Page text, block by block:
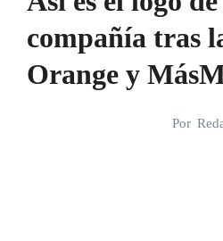
compañía tras
Orange y
Por